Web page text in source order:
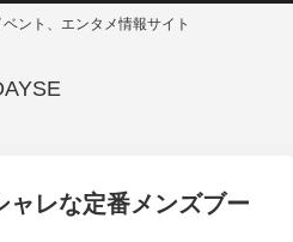
ント、エンタメ情報サイト
ャレな定番メンズブー